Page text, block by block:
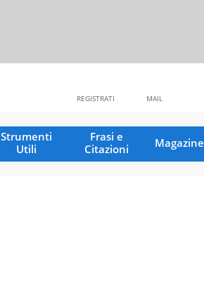
MAIL
REGISTRATI
Strumenti
Utili
Frasi e
Citazioni
Magazine